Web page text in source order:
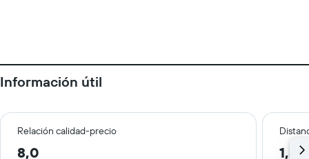
Información útil
Relación calidad-precio
8,0 1,8